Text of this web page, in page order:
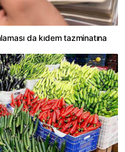
da kıdem tazminatına